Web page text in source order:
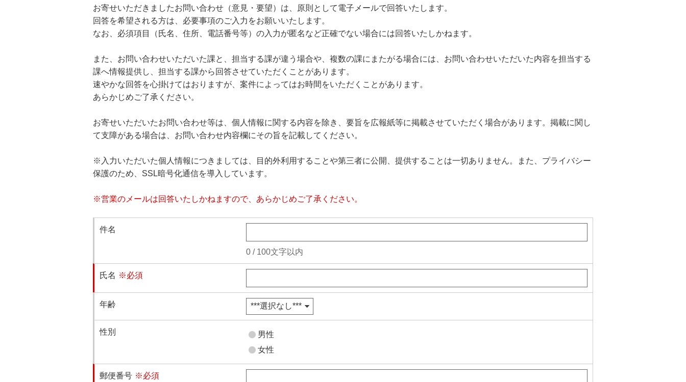
お寄せいただきましたお問い合わせ（意見・要望）は、原則として電子メールで回答いたします。
回答を希望される方は、必要事項のご入力をお願いいたします。
なお、必須項目（氏名、住所、電話番号等）の入力が匿名など正確でない場合には回答いたしかねます。
また、お問い合わせいただいた課と、担当する課が違う場合や、複数の課にまたがる場合には、お問い合わせいただいた内容を担当する
課へ情報提供し、担当する課から回答させていただくことがあります。
速やかな回答を心掛けてはおりますが、案件によってはお時間をいただくことがあります。
あらかじめご了承ください。
お寄せいただいたお問い合わせ等は、個人情報に関する内容を除き、要旨を広報紙等に掲載させていただく場合があります。掲載に関し
て支障がある場合は、お問い合わせ内容欄にその旨を記載してください。
※入力いただいた個人情報につきましては、目的外利用することや第三者に公開、提供することは一切ありません。また、プライバシー
保護のため、SSL暗号化通信を導入しています。
※営業のメールは回答いたしかねますので、あらかじめご了承ください。
件名
0/ 100文字以内
氏名 ※必須
年齢
性別
男性
女性
郵便番号 ※必須